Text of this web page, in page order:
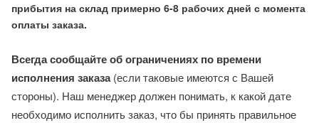
прибытия на склад примерно 6-8 рабочих дней с момента
оплаты заказа.
Всегда сообщайте об ограничениях по времени
исполнения заказа(если таковые имеются с Вашей
стороны). Наш менеджер должен понимать, к какой дате
необходимо исполнить заказ, что бы принять правильное